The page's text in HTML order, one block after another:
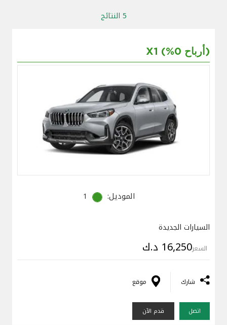
مملكة البحرين
5 النتائج
X1 (%0 أرباح)
الموديل: 1
السيارات الجديدة
السعر16,250 د.ك
شارك موقع
اتصل قدم الآن